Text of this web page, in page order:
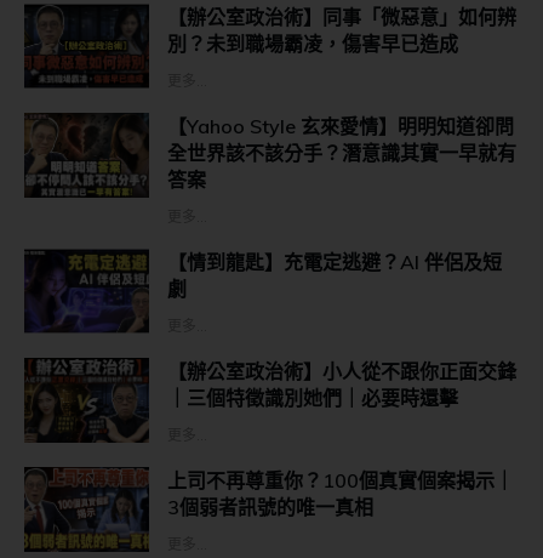
【辦公室政治術】同事「微惡意」如何辨
別？未到職場霸凌，傷害早已造成
【Yahoo Style 玄來愛情】明明知道卻問
全世界該不該分手？潛意識其實一早就有
答案
【情到龍匙】充電定逃避？AI 伴侶及短
劇
【辦公室政治術】小人從不跟你正面交鋒
｜三個特徵識別她們｜必要時還擊
上司不再尊重你？100個真實個案揭示｜
3個弱者訊號的唯一真相